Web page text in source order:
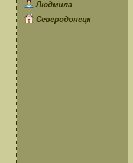
Людмила
Северодонецк